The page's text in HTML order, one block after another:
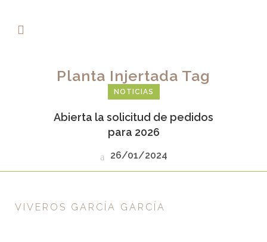
Planta Injertada Tag
NOTICIAS
Abierta la solicitud de pedidos
para 2026
26/01/2024
VIVEROS GARCÍA GARCÍA